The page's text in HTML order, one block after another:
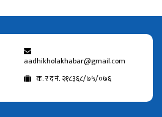
aadhikholakhabar@gmail.com
क. र द नं. २१८३६८/७५/०७६